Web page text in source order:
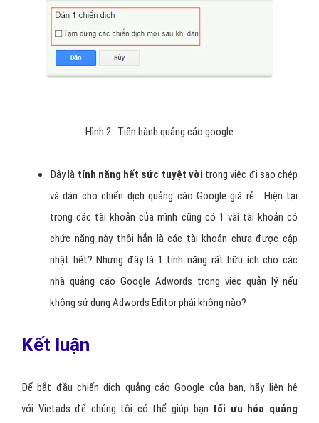
Hình 2 : Tiến hành quảng cáo google
Đây là tính năng hết sức tuyệt vời trong việc đi sao chép
và dán cho chiến dịch quảng cáo Google giá rẻ . Hiện tại
trong các tài khoản của mình cũng có 1 vài tài khoản có
chức năng này thôi hẳn là các tài khoản chưa được cập
nhật hết? Nhưng đây là 1 tính năng rất hữu ích cho các
nhà quảng cáo Google Adwords trong việc quản lý nếu
không sử dụng Adwords Editor phải không nào?
Kết luận
Để bắt đầu chiến dịch quảng cáo Google của bạn, hãy liên hệ
với Vietads để chúng tôi có thể giúp bạn tối ưu hóa quảng